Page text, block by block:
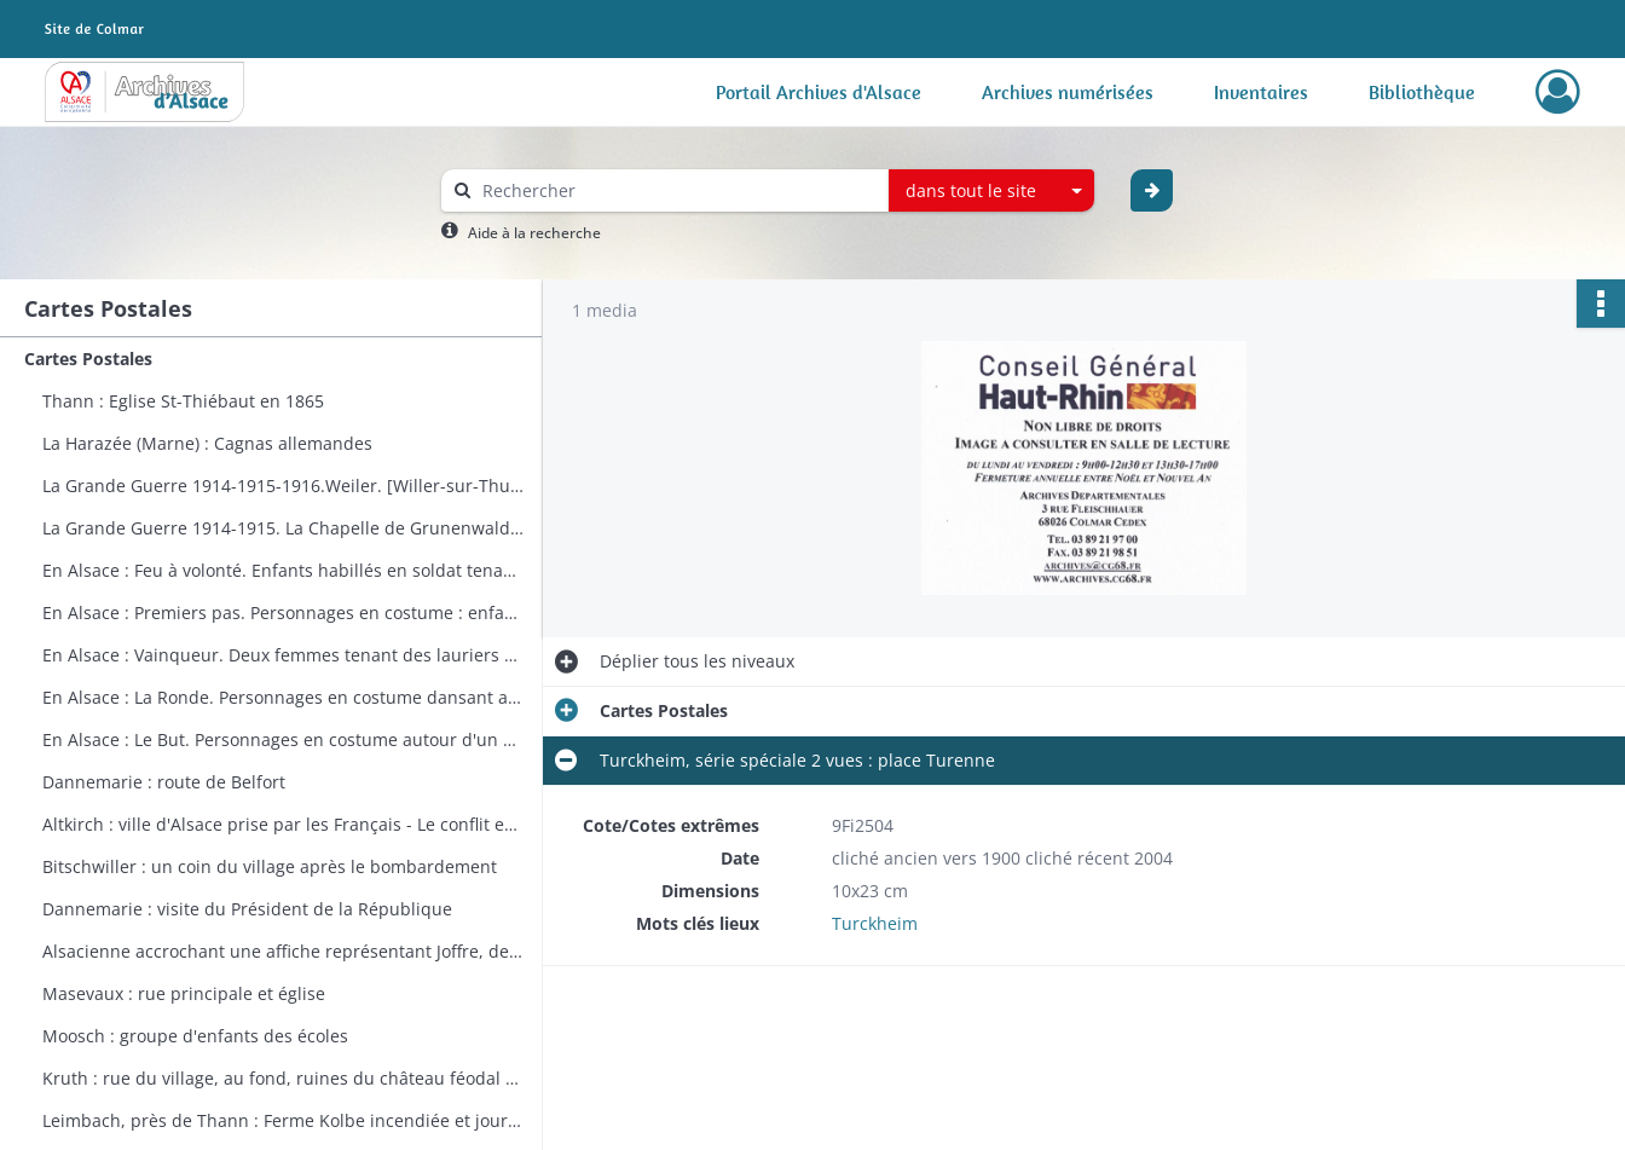
Archives Alsace - Colmar Portail Archives d'Alsace Archives numérisées Inventaires Bibliothèque
dans tout le site
Aide à la recherche
Cartes Postales
Cartes Postales
Thann : Eglise St-Thiébaut en 1865
La Harazée (Marne) : Cagnas allemandes
La Grande Guerre 1914-1915-1916.Weiler. [Willer-sur-Thur] : vue générale
La Grande Guerre 1914-1915. La Chapelle de Grunenwald près de Uderdersept habillés en soldat tenant un fusil. Dessin par Delalain.
En Alsace : Feu à volonté. Enfants habillés en soldat tenant un fusil. Dessin par Delalain.
En Alsace : Premiers pas. Personnages en costume : enfant allant vers le drapeau français. Dessin par Delalain.
En Alsace : Vainqueur. Deux femmes tenant des lauriers et un homme en costume. Dessin par Delalain.
En Alsace : La Ronde. Personnages en costume dansant autour du drapeau français. Dessin par Delalain.
En Alsace : Le But. Personnages en costume autour d'un drapeau français. Dessin par Delalain
Dannemarie : route de Belfort
Altkirch : ville d'Alsace prise par les Français - Le conflit européen en 1914
Bitschwiller : un coin du village après le bombardement
Dannemarie : visite du Président de la République
Alsacienne accrochant une affiche représentant Joffre, dessin de Th. CROY
Masevaux : rue principale et église
Moosch : groupe d'enfants des écoles
Kruth : rue du village, au fond, ruines du château féodal de Wildenstein
Leimbach, près de Thann : Ferme Kolbe incendiée et journellement bombardée avec les dépendances en ruines
1 media
Dépliertous les niveaux
Cartes Postales
Turckheim, série spéciale 2 vues : place Turenne
Cote/Cotes extrêmes
9Fi2504
Date
cliché ancien vers 1900 cliché récent 2004
Dimensions
10x23 cm
Mots clés lieux
Turckheim